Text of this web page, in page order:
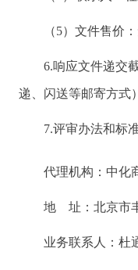
（5）文件售价：
6.响应文件递交
递、闪送等邮寄方式
7.评审办法和标
代理机构：中化
地 址：北京市
业务联系人：杜